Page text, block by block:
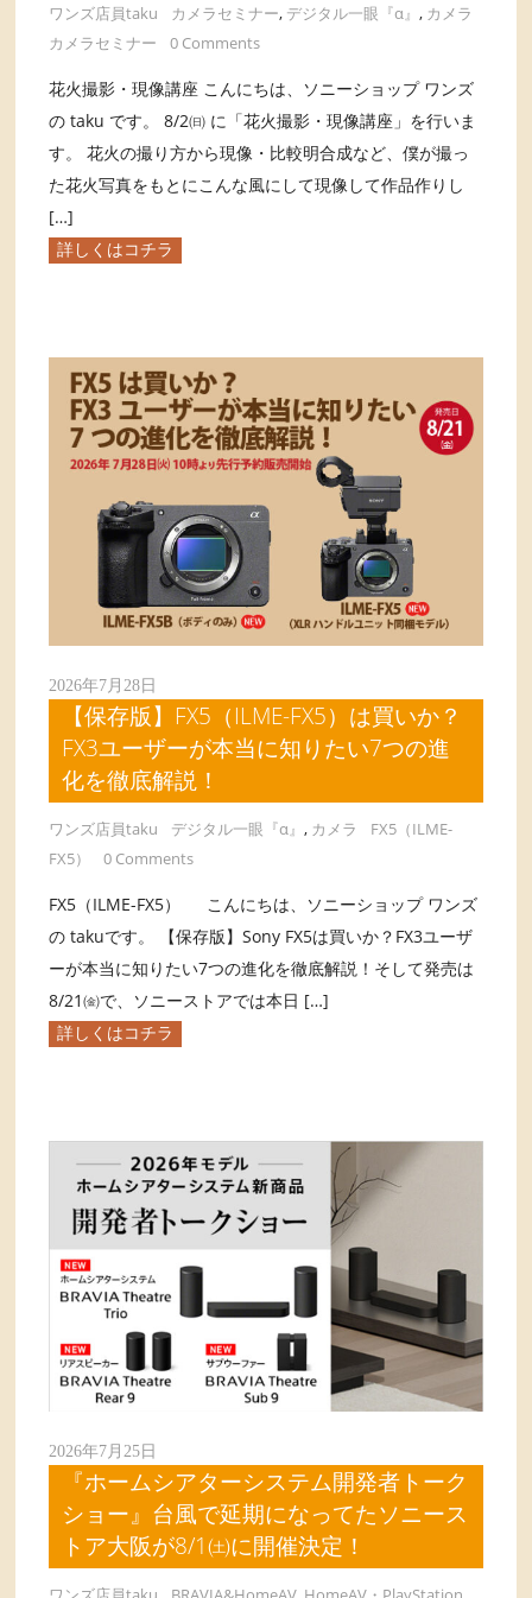
ワンズ店員taku カメラセミナー, デジタル一眼『α』, カメラ
カメラセミナー
0 Comments
花火撮影・現像講座 こんにちは、ソニーショップ ワンズ
の taku です。 8/2㈰ に「花火撮影・現像講座」を行いま
す。 花火の撮り方から現像・比較明合成など、僕が撮っ
た花火写真をもとにこんな風にして現像して作品作りし
[…]
詳しくはコチラ
2026年7月28日
【保存版】FX5（ILME-FX5）は買いか？
FX3ユーザーが本当に知りたい7つの進
化を徹底解説！
ワンズ店員taku デジタル一眼『α』, カメラ
FX5（ILME-
FX5）
0 Comments
FX5（ILME-FX5） こんにちは、ソニーショップ ワンズ
の takuです。 【保存版】Sony FX5は買いか？FX3ユーザ
ーが本当に知りたい7つの進化を徹底解説！そして発売は
8/21㈮で、ソニーストアでは本日 […]
詳しくはコチラ
2026年7月25日
『ホームシアターシステム開発者トーク
ショー』台風で延期になってたソニース
トア大阪が8/1㈯に開催決定！